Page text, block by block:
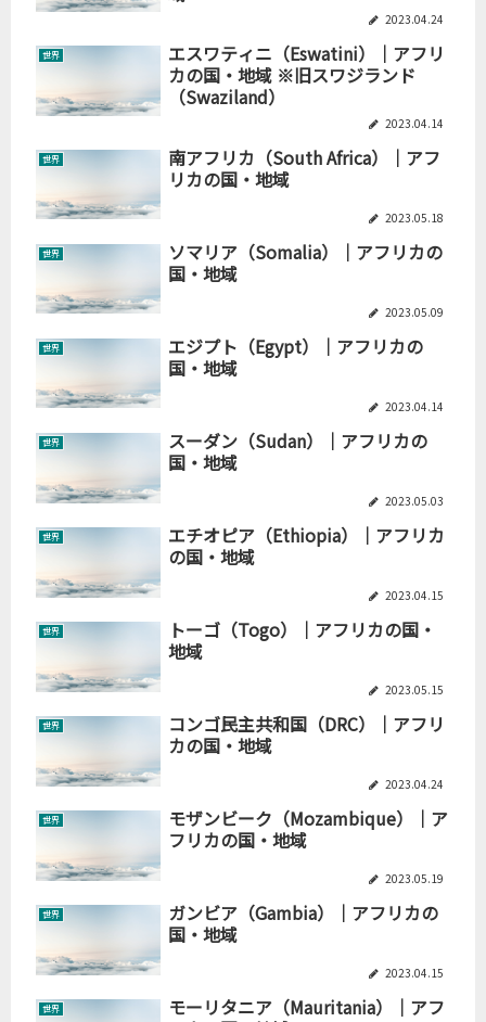
2023.04.24
世界
エスワティニ（Eswatini）｜アフリ
カの国・地域 ※旧スワジランド
（Swaziland）
2023.04.14
世界
南アフリカ（South Africa）｜アフ
リカの国・地域
2023.05.18
世界
ソマリア（Somalia）｜アフリカの
国・地域
2023.05.09
世界
エジプト（Egypt）｜アフリカの
国・地域
2023.04.14
世界
スーダン（Sudan）｜アフリカの
国・地域
2023.05.03
世界
エチオピア（Ethiopia）｜アフリカ
の国・地域
2023.04.15
世界
トーゴ（Togo）｜アフリカの国・
地域
2023.05.15
世界
コンゴ民主共和国（DRC）｜アフリ
カの国・地域
2023.04.24
世界
モザンビーク（Mozambique）｜ア
フリカの国・地域
2023.05.19
世界
ガンビア（Gambia）｜アフリカの
国・地域
2023.04.15
世界
モーリタニア（Mauritania）｜アフ